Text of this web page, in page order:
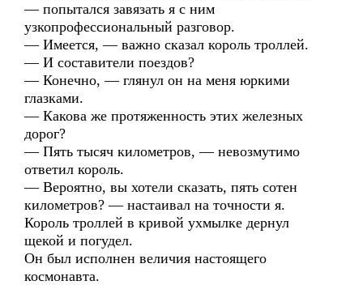
— попытался завязать я с ним
узкопрофессиональный разговор.
— Имеется, — важно сказал король троллей.
— И составители поездов?
— Конечно, — глянул он на меня юркими
глазками.
— Какова же протяженность этих железных
дорог?
— Пять тысяч километров, — невозмутимо
ответил король.
— Вероятно, вы хотели сказать, пять сотен
километров? — настаивал на точности я.
Король троллей в кривой ухмылке дернул
щекой и погудел.
Он был исполнен величия настоящего
космонавта.